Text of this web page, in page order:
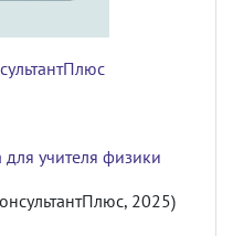
учителя физики
2025)